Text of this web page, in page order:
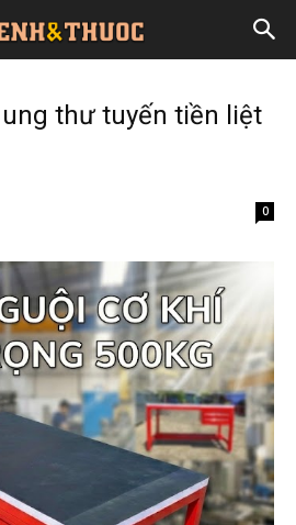
thư tuyến tiền liệt
0